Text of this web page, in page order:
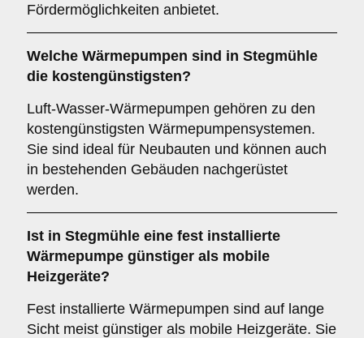
Fördermöglichkeiten anbietet.
Welche Wärmepumpen sind in Stegmühle
die kostengünstigsten?
Luft-Wasser-Wärmepumpen gehören zu den
kostengünstigsten Wärmepumpensystemen.
Sie sind ideal für Neubauten und können auch
in bestehenden Gebäuden nachgerüstet
werden.
Ist in Stegmühle eine fest installierte
Wärmepumpe günstiger als mobile
Heizgeräte?
Fest installierte Wärmepumpen sind auf lange
Sicht meist günstiger als mobile Heizgeräte. Sie